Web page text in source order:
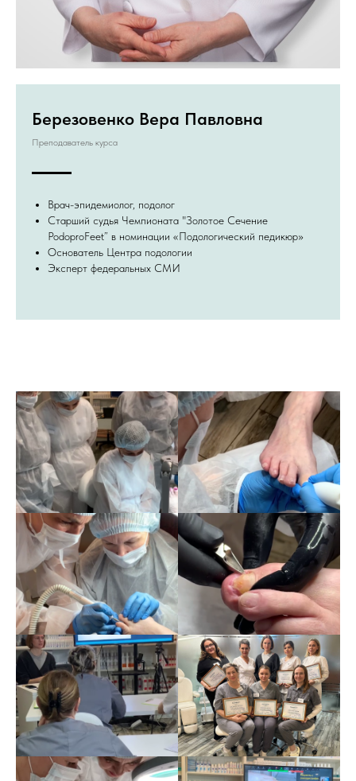
Березовенко Вера Павловна
Преподаватель курса
Врач-эпидемиолог, подолог
Старший судья Чемпионата "Золотое Сечение
PodoproFeet” в номинации «Подологический педикюр»
Основатель Центра подологии
Эксперт федеральных СМИ